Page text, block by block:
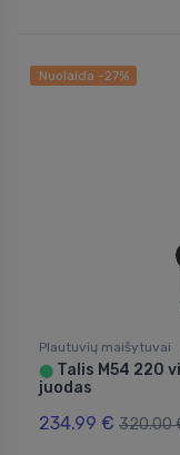
Nuolaida -27%
Plautuvių maišytuvai
⬤ Talis M54 220
juodas
234.99 € 320.00